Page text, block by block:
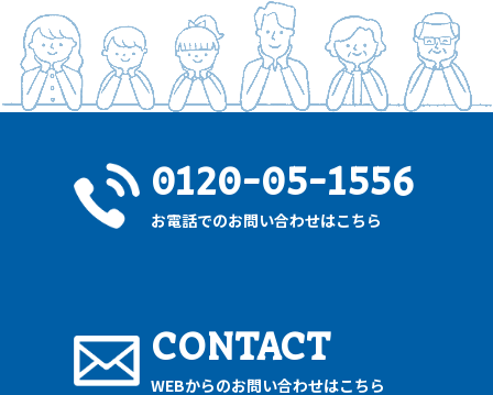
0120-05-1556
お電話でのお問い合わせはこちら
CONTACT
WEBからのお問い合わせはこちら